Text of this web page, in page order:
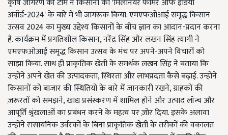
कृषि जागरण की टीम ने किसानों को 'मिलेनियर फार्मर ऑफ इंडिया
अवॉर्ड-2024' के बारे में भी जागरूक किया. एमएफओआई समृद्ध किसान
उत्सव 2024 का मुख्य उद्देश्य किसानों के बीच ज्ञान का आदान-प्रदान करना
है. कार्यक्रम में प्रगतिशील किसान, नरेंद्र सिंह और लखन सिंह त्यागी ने
एमएफओआई समृद्ध किसान उत्सव के मंच पर अपने-अपने विचारों को
साझा किया. साथ ही प्राकृतिक खेती के समर्थक लखन सिंह ने बताया कि
उन्होंने अपने खेत की उत्पादकता, स्थिरता और लाभप्रदता कैसे बढ़ाई. उन्होंने
किसानों को बाजार की स्थितियों के बारे में जानकारी रखने, ग्राहकों की
ज़रूरतों को समझने, खाद्य प्रसंस्करण में शामिल होने और उत्पाद लॉन्च और
आपूर्ति श्रृंखलाओं का प्रबंधन करने के महत्व पर ज़ोर दिया. इसके अलावा
उन्होंने रासायनिक उर्वरकों के बिना प्राकृतिक खेती के तरीकों की वकालत